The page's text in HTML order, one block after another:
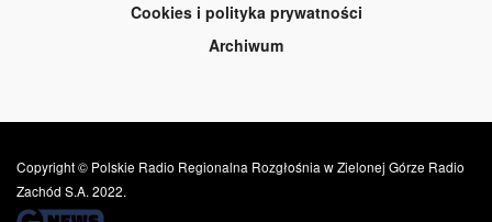
Cookies i polityka prywatności
Archiwum
Copyright © Polskie Radio Regionalna Rozgłośnia w Zielonej Górze Radio
Zachód S.A. 2022.